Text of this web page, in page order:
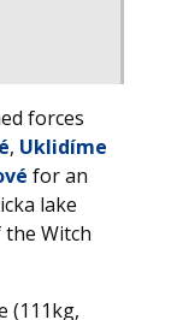
forces
, Uklidíme
for an
lake
Witch
(111kg,